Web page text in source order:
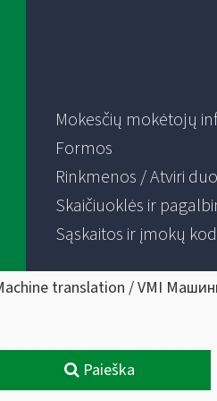
Mokesčių mokėtojų
Formos
Rinkmenos / Atviri
Skaičiuoklės ir
Sąskaitos ir įmokų
translation / VMI
Paieška